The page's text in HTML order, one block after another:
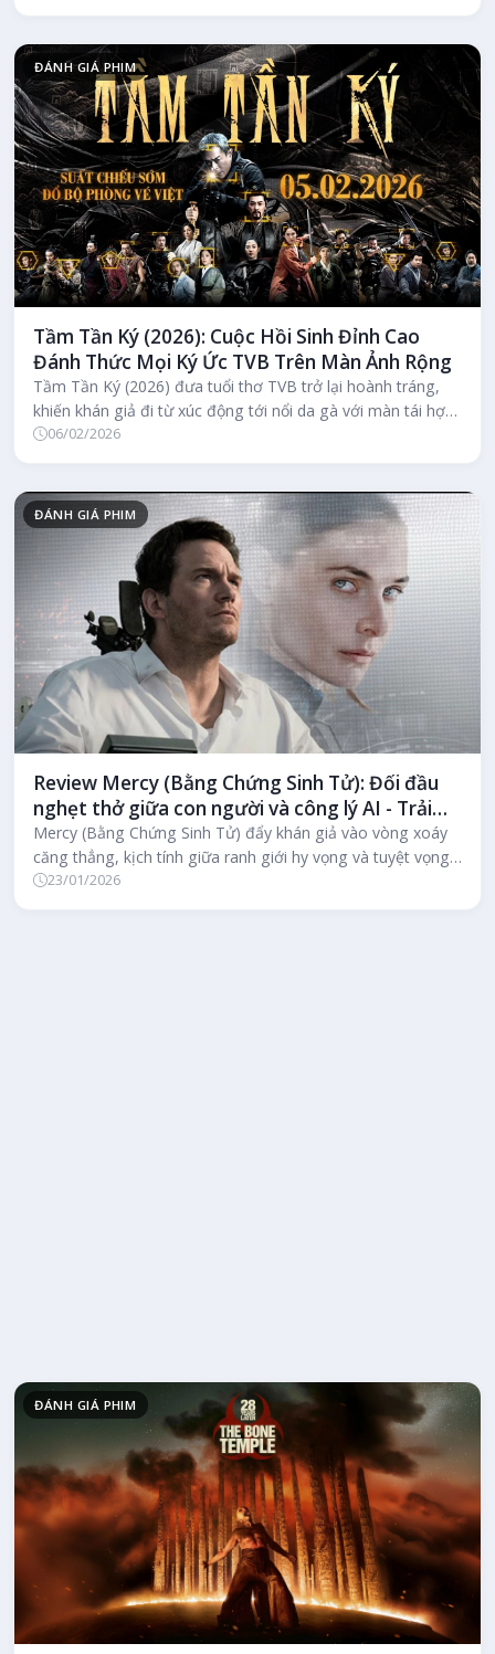
ĐÁNH GIÁ PHIM
Tầm Tần Ký (2026): Cuộc Hồi Sinh Đỉnh Cao
Đánh Thức Mọi Ký Ức TVB Trên Màn Ảnh Rộng
Tầm Tần Ký (2026) đưa tuổi thơ TVB trở lại hoành tráng,
khiến khán giả đi từ xúc động tới nổi da gà với màn tái hợp
lịch sử của Cổ...
06/02/2026
ĐÁNH GIÁ PHIM
Review Mercy (Bằng Chứng Sinh Tử): Đối đầu
nghẹt thở giữa con người và công lý AI - Trải
nghiệm điện ảnh không thể bỏ lỡ
Mercy (Bằng Chứng Sinh Tử) đẩy khán giả vào vòng xoáy
căng thẳng, kịch tính giữa ranh giới hy vọng và tuyệt vọng
khi con người đối...
23/01/2026
ĐÁNH GIÁ PHIM